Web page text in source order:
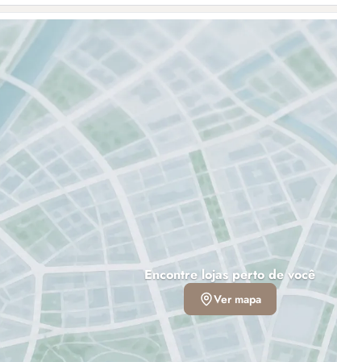
Encontre lojas perto de você
Ver mapa